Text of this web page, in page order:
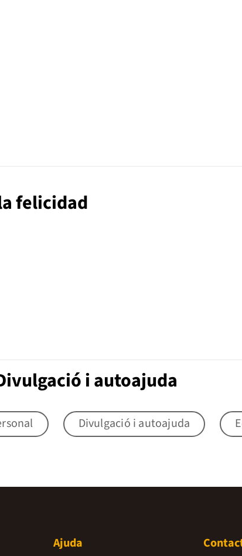
felicidad
i autoajuda
Divulgació i autoajuda
Ajuda